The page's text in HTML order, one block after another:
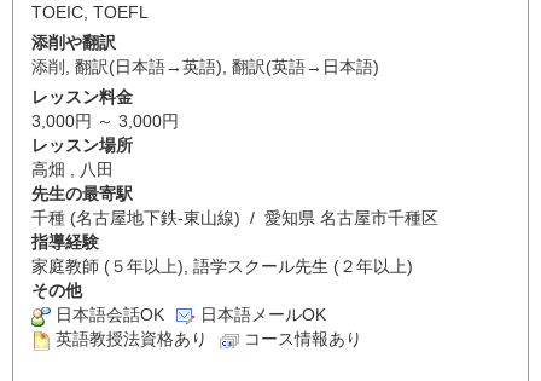
TOEIC, TOEFL
添削や翻訳
添削 , 翻訳(日本語→英語), 翻訳(英語→日本語)
レッスン料金
3,000円 ～ 3,000円
レッスン場所
高畑 , 八田
先生の最寄駅
千種 (名古屋地下鉄-東山線) / 愛知県 名古屋市千種区
指導経験
家庭教師 (５年以上), 語学スクール先生 (２年以上)
その他
日本語会話OK
日本語メールOK
英語教授法資格あり
コース情報あり